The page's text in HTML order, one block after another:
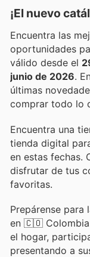
¡El nuevo
Encuentra las
válido desde el
junio de 2026 .
últimas
comprar todo lo
Encuentra una
tienda digital
en estas fechas.
disfrutar de tus
favoritas.
Prepárense para
en 🇨🇴 Colombia.
el hogar,
presentando a